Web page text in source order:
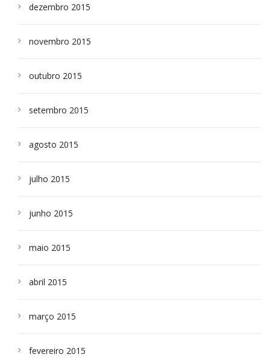
dezembro 2015
novembro 2015
outubro 2015
setembro 2015
agosto 2015
julho 2015
junho 2015
maio 2015
abril 2015
março 2015
fevereiro 2015